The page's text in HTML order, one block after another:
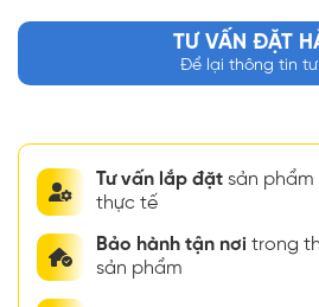
TƯ VẤN ĐẶT
Để lại thông tin
Tư vấn lắp đặt sản
thực tế
Bảo hành tận nơi trong
sản phẩm